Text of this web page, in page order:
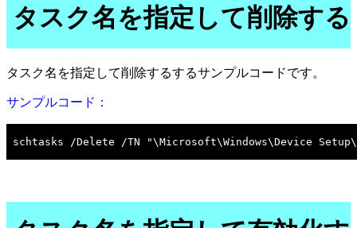
タスク名を指定して削除する
タスク名を指定して削除するするサンプルコードです。
サンプルコード：